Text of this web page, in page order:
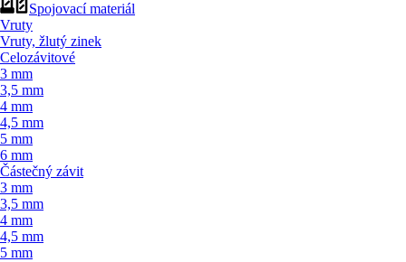
Spojovací materiál
Vruty
Vruty, žlutý zinek
Celozávitové
3 mm
3,5 mm
4 mm
4,5 mm
5 mm
6 mm
Částečný závit
3 mm
3,5 mm
4 mm
4,5 mm
5 mm